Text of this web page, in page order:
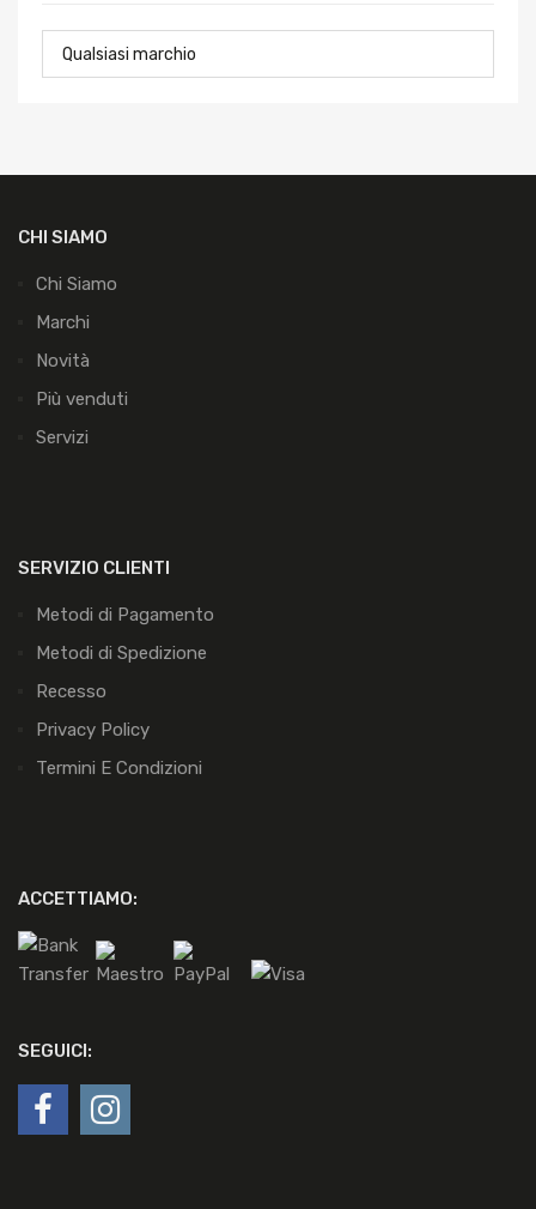
CHI SIAMO
Chi Siamo
Marchi
Novità
Più venduti
Servizi
SERVIZIO CLIENTI
Metodi di Pagamento
Metodi di Spedizione
Recesso
Privacy Policy
Termini E Condizioni
ACCETTIAMO:
SEGUICI: